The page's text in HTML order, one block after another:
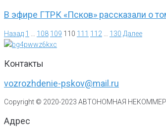
В эфире ГТРК «Псков» рассказали о
Назад 1 108 109 110 111 112 130 Далее
Контакты
vozrozhdenie-pskov@mail.ru
Copyright © 2020-2023 АВТОНОМНАЯ
Адрес